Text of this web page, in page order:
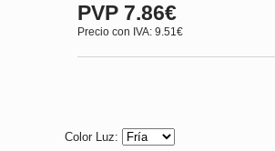
PVP 7.86€
Precio con IVA: 9.51€
Color Luz: